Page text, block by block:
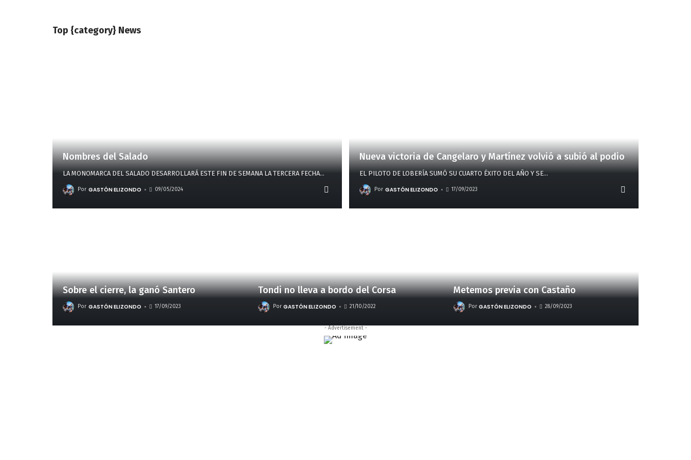
Top {category} News
Nombres del Salado
LA MONOMARCA DEL SALADO DESARROLLARÁ ESTE FIN DE SEMANA LA TERCERA FECHA…
Por GASTÓN ELIZONDO 09/05/2024
Nueva victoria de Cangelaro y Martínez volvió a subió al podio
EL PILOTO DE LOBERÍA SUMÓ SU CUARTO ÉXITO DEL AÑO Y SE…
Por GASTÓN ELIZONDO 17/09/2023
Sobre el cierre, la ganó Santero
Por GASTÓN ELIZONDO 17/09/2023
Tondi no lleva a bordo del Corsa
Por GASTÓN ELIZONDO 21/10/2022
Metemos previa con Castaño
Por GASTÓN ELIZONDO 28/09/2023
- Advertisement -